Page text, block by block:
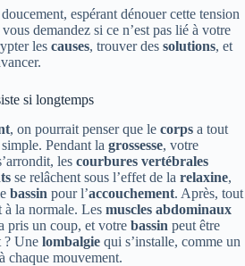
espérant dénouer cette tension
demandez si ce n’est pas lié à votre
les causes, trouver des solutions, et
si longtemps
, on pourrait penser que le corps a tout
Pendant la grossesse, votre
les courbures vertébrales
se relâchent sous l’effet de la relaxine,
bassin pour l’accouchement. Après, tout
à la normale. Les muscles abdominaux
pris un coup, et votre bassin peut être
? Une lombalgie qui s’installe, comme un
chaque mouvement.